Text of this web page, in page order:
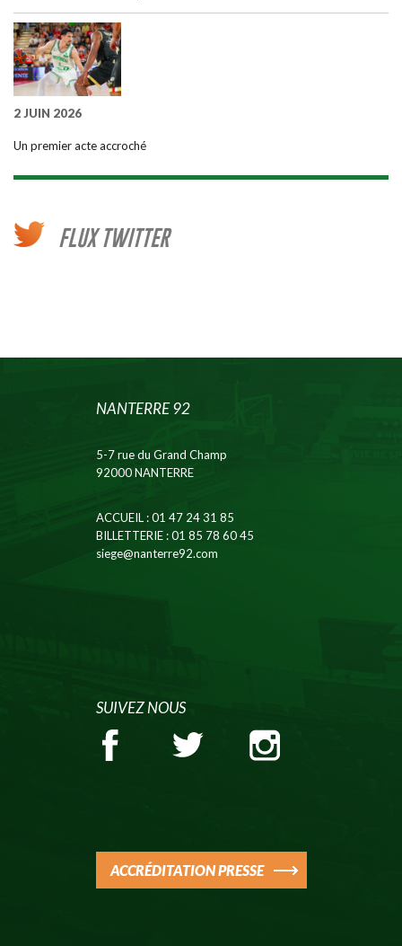
2 JUIN 2026
Un premier acte accroché
FLUX TWITTER
NANTERRE 92
5-7 rue du Grand Champ
92000 NANTERRE
ACCUEIL: 01 47 24 31 85
BILLETTERIE: 01 85 78 60 45
siege@nanterre92.com
SUIVEZ NOUS
ACCRÉDITATION PRESSE